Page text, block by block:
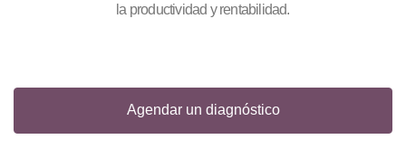
la productividad y rentabilidad.
Agendar un diagnóstico